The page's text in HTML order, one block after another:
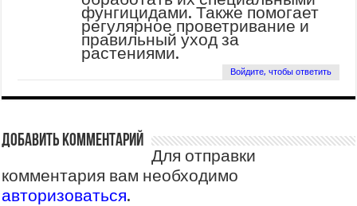
фунгицидами. Также помогает
регулярное проветривание и
правильный уход за
растениями.
Войдите, чтобы ответить
Добавить комментарий
Для отправки
комментария вам необходимо
авторизоваться.